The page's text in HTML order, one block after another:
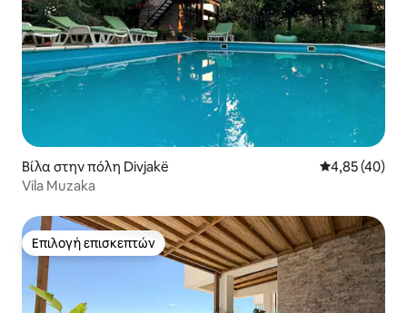
Βίλα στην πόλη Divjakë Μέση
4,85 (40)
Vila Muzaka
Επιλογή επισκεπτών
Επιλογή επισκεπτών